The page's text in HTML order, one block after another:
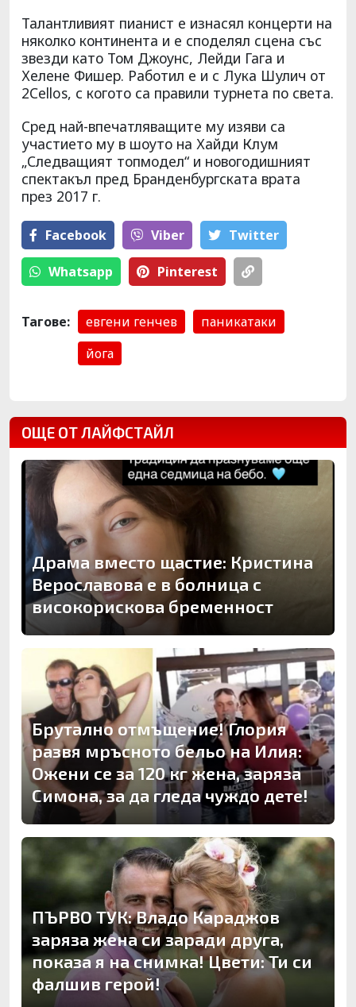
Талантливият пианист е изнасял концерти на
няколко континента и е споделял сцена със
звезди като Том Джоунс, Лейди Гага и
Хелене Фишер. Работил е и с Лука Шулич от
2Cellos, с когото са правили турнета по света.
Сред най-впечатляващите му изяви са
участието му в шоуто на Хайди Клум
„Следващият топмодел“ и новогодишният
спектакъл пред Бранденбургската врата
през 2017 г.
Facebook Viber Тwitter
Whatsapp Pinterest
Тагове: евгени генчев
паникатаки
йога
ОЩЕ ОТ ЛАЙФСТАЙЛ
Драма вместо щастие: Кристина
Верославова е в болница с
високорискова бременност
Брутално отмъщение! Глория
развя мръсното бельо на Илия:
Ожени се за 120 кг жена, заряза
Симона, за да гледа чуждо дете!
ПЪРВО ТУК: Владо Караджов
заряза жена си заради друга,
показа я на снимка! Цвети: Ти си
фалшив герой!